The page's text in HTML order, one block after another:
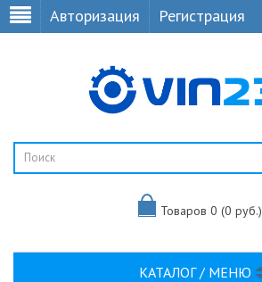
Авторизация Регистрация
Товаров 0 (0 руб.)
КАТАЛОГ / МЕНЮ